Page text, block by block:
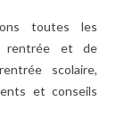
toutes les
rentrée et de
scolaire,
et conseils